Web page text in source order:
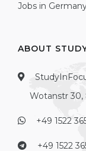
Jobs in
ABOUT
Wotanstr 30,
+49 1522
+49 1522